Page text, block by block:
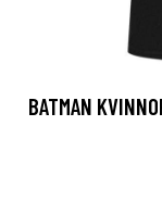
BATMAN